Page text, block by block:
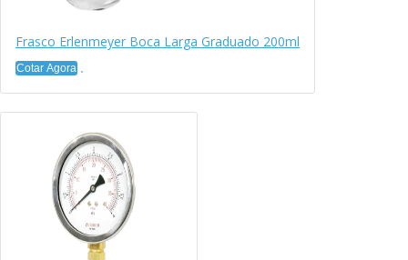
Frasco Erlenmeyer Boca Larga Graduado 200ml
Cotar Agora